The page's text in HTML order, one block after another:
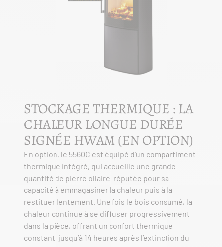
STOCKAGE THERMIQUE : LA
CHALEUR LONGUE DURÉE
SIGNÉE HWAM (EN OPTION)
En option, le 5560C est équipé d’un compartiment
thermique intégré, qui accueille une grande
quantité de pierre ollaire, réputée pour sa
capacité à emmagasiner la chaleur puis à la
restituer lentement. Une fois le bois consumé, la
chaleur continue à se diffuser progressivement
dans la pièce, offrant un confort thermique
constant, jusqu’à 14 heures après l’extinction du